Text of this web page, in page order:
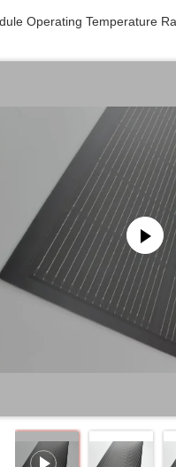
Operating Temperature